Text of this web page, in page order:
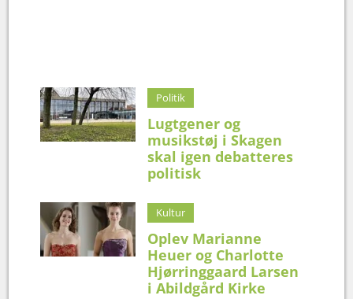
Politik
Lugtgener og
musikstøj i Skagen
skal igen debatteres
politisk
Kultur
Oplev Marianne
Heuer og Charlotte
Hjørringgaard Larsen
i Abildgård Kirke